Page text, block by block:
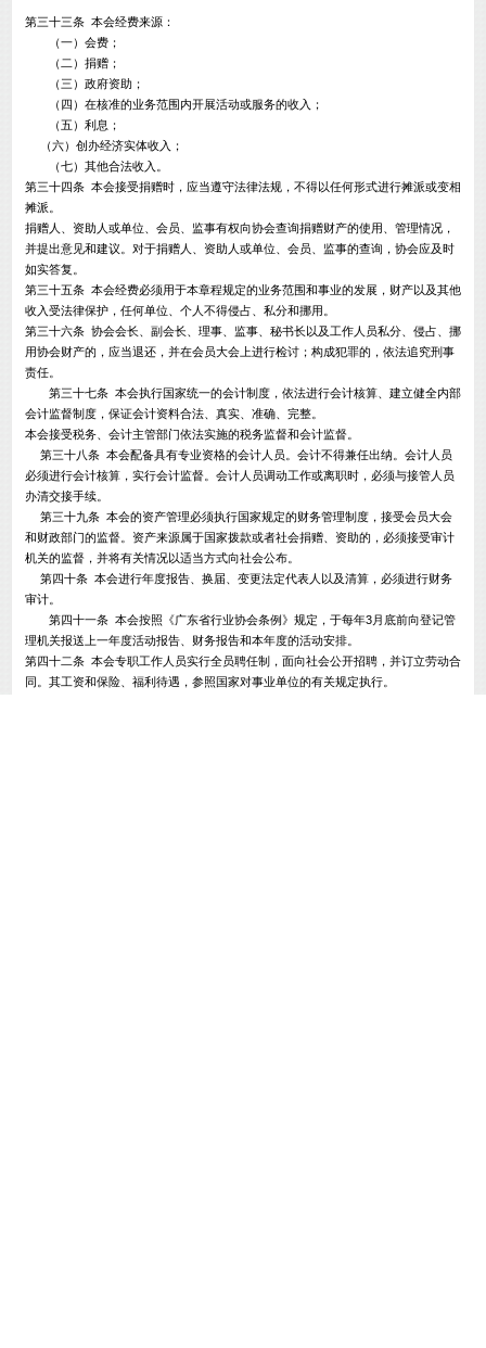
第三十三条 本会经费来源：
（一）会费；
（二）捐赠；
（三）政府资助；
（四）在核准的业务范围内开展活动或服务的收入；
（五）利息；
（六）创办经济实体收入；
（七）其他合法收入。
第三十四条 本会接受捐赠时，应当遵守法律法规，不得以任何形式进行摊派或变相
摊派。
捐赠人、资助人或单位、会员、监事有权向协会查询捐赠财产的使用、管理情况，
并提出意见和建议。对于捐赠人、资助人或单位、会员、监事的查询，协会应及时
如实答复。
第三十五条 本会经费必须用于本章程规定的业务范围和事业的发展，财产以及其他
收入受法律保护，任何单位、个人不得侵占、私分和挪用。
第三十六条 协会会长、副会长、理事、监事、秘书长以及工作人员私分、侵占、挪
用协会财产的，应当退还，并在会员大会上进行检讨；构成犯罪的，依法追究刑事
责任。
第三十七条 本会执行国家统一的会计制度，依法进行会计核算、建立健全内部
会计监督制度，保证会计资料合法、真实、准确、完整。
本会接受税务、会计主管部门依法实施的税务监督和会计监督。
第三十八条 本会配备具有专业资格的会计人员。会计不得兼任出纳。会计人员
必须进行会计核算，实行会计监督。会计人员调动工作或离职时，必须与接管人员
办清交接手续。
第三十九条 本会的资产管理必须执行国家规定的财务管理制度，接受会员大会
和财政部门的监督。资产来源属于国家拨款或者社会捐赠、资助的，必须接受审计
机关的监督，并将有关情况以适当方式向社会公布。
第四十条 本会进行年度报告、换届、变更法定代表人以及清算，必须进行财务
审计。
第四十一条 本会按照《广东省行业协会条例》规定，于每年3月底前向登记管
理机关报送上一年度活动报告、财务报告和本年度的活动安排。
第四十二条 本会专职工作人员实行全员聘任制，面向社会公开招聘，并订立劳动合
同。其工资和保险、福利待遇，参照国家对事业单位的有关规定执行。